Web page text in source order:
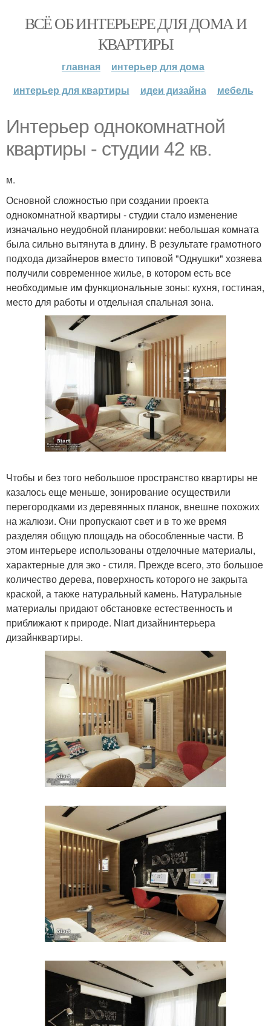
ВСЁ ОБ ИНТЕРЬЕРЕ ДЛЯ ДОМА И
КВАРТИРЫ
главная
интерьер для дома
интерьер для квартиры
идеи дизайна мебель
Интерьер однокомнатной
квартиры - студии 42 кв.
м.
Основной сложностью при создании проекта
однокомнатной квартиры - студии стало изменение
изначально неудобной планировки: небольшая комната
была сильно вытянута в длину. В результате грамотного
подхода дизайнеров вместо типовой "Однушки" хозяева
получили современное жилье, в котором есть все
необходимые им функциональные зоны: кухня, гостиная,
место для работы и отдельная спальная зона.
Чтобы и без того небольшое пространство квартиры не
казалось еще меньше, зонирование осуществили
перегородками из деревянных планок, внешне похожих
на жалюзи. Они пропускают свет и в то же время
разделяя общую площадь на обособленные части. В
этом интерьере использованы отделочные материалы,
характерные для эко - стиля. Прежде всего, это большое
количество дерева, поверхность которого не закрыта
краской, а также натуральный камень. Натуральные
материалы придают обстановке естественность и
приближают к природе. Niart дизайнинтерьера
дизайнквартиры.